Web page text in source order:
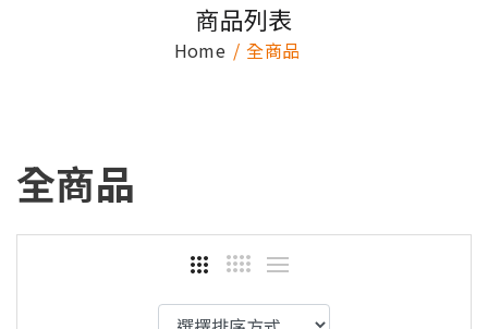
商品列表
Home 全商品
全商品